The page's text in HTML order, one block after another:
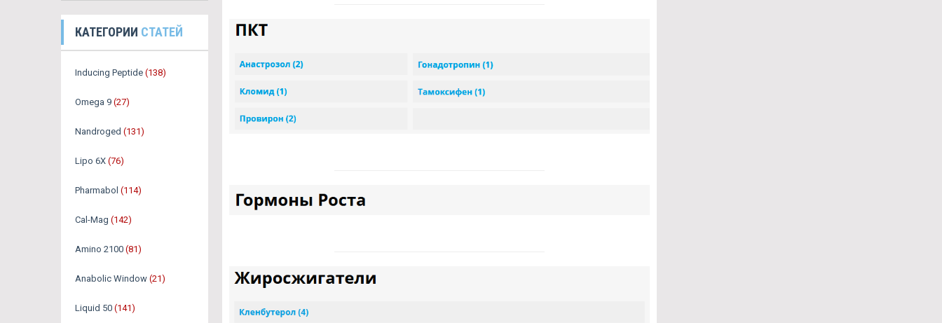
КАТЕГОРИИ СТАТЕЙ
Inducing Peptide (138)
Omega 9 (27)
Nandroged (131)
Lipo 6X (76)
Pharmabol (114)
Cal-Mag (142)
Amino 2100 (81)
Anabolic Window (21)
Liquid 50 (141)